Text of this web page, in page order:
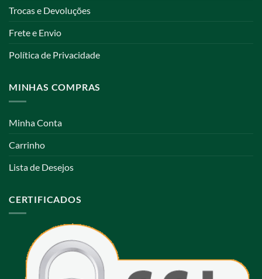
Trocas e Devoluções
Frete e Envio
Política de Privacidade
MINHAS COMPRAS
Minha Conta
Carrinho
Lista de Desejos
CERTIFICADOS